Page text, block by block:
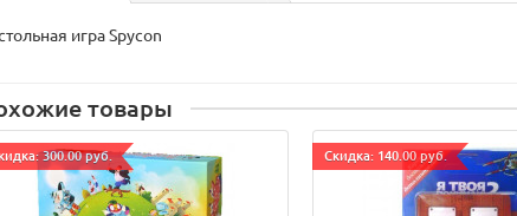
игра Spycon
товары
300.00 руб. Cкидка: 140.00 руб.